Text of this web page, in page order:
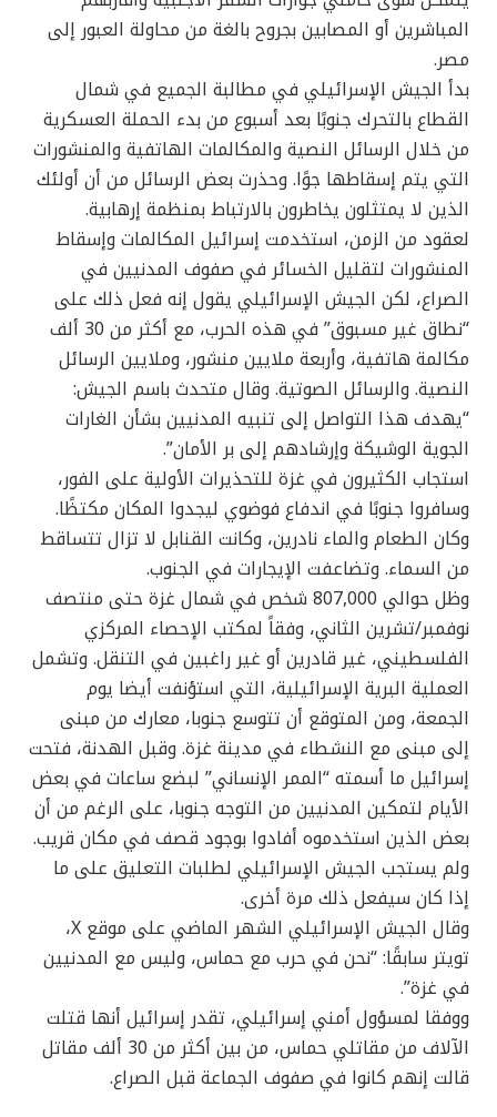
المباشرين أو المصابين بجروح بالغة من محاولة العبور إلى
مصر.
بدأ الجيش الإسرائيلي في مطالبة الجميع في شمال
القطاع بالتحرك جنوبًا بعد أسبوع من بدء الحملة العسكرية
من خلال الرسائل النصية والمكالمات الهاتفية والمنشورات
التي يتم إسقاطها جوًا. وحذرت بعض الرسائل من أن أولئك
الذين لا يمتثلون يخاطرون بالارتباط بمنظمة إرهابية.
لعقود من الزمن، استخدمت إسرائيل المكالمات وإسقاط
المنشورات لتقليل الخسائر في صفوف المدنيين في
الصراع، لكن الجيش الإسرائيلي يقول إنه فعل ذلك على
“نطاق غير مسبوق” في هذه الحرب، مع أكثر من 30 ألف
مكالمة هاتفية، وأربعة ملايين منشور، وملايين الرسائل
النصية. والرسائل الصوتية. وقال متحدث باسم الجيش:
“يهدف هذا التواصل إلى تنبيه المدنيين بشأن الغارات
الجوية الوشيكة وإرشادهم إلى بر الأمان”.
استجاب الكثيرون في غزة للتحذيرات الأولية على الفور،
وسافروا جنوبًا في اندفاع فوضوي ليجدوا المكان مكتظًا.
وكان الطعام والماء نادرين، وكانت القنابل لا تزال تتساقط
من السماء. وتضاعفت الإيجارات في الجنوب.
وظل حوالي 807,000 شخص في شمال غزة حتى منتصف
نوفمبر/تشرين الثاني، وفقاً لمكتب الإحصاء المركزي
الفلسطيني، غير قادرين أو غير راغبين في التنقل. وتشمل
العملية البرية الإسرائيلية، التي استؤنفت أيضا يوم
الجمعة، ومن المتوقع أن تتوسع جنوبا، معارك من مبنى
إلى مبنى مع النشطاء في مدينة غزة. وقبل الهدنة، فتحت
إسرائيل ما أسمته “الممر الإنساني” لبضع ساعات في بعض
الأيام لتمكين المدنيين من التوجه جنوبا، على الرغم من أن
بعض الذين استخدموه أفادوا بوجود قصف في مكان قريب.
ولم يستجب الجيش الإسرائيلي لطلبات التعليق على ما
إذا كان سيفعل ذلك مرة أخرى.
وقال الجيش الإسرائيلي الشهر الماضي على موقع X،
تويتر سابقًا: “نحن في حرب مع حماس، وليس مع المدنيين
في غزة”.
ووفقا لمسؤول أمني إسرائيلي، تقدر إسرائيل أنها قتلت
الآلاف من مقاتلي حماس، من بين أكثر من 30 ألف مقاتل
قالت إنهم كانوا في صفوف الجماعة قبل الصراع.